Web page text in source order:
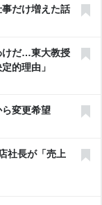
だけ増えた話
けだ…東大教授
的理由」
ら変更希望
社長が「売上